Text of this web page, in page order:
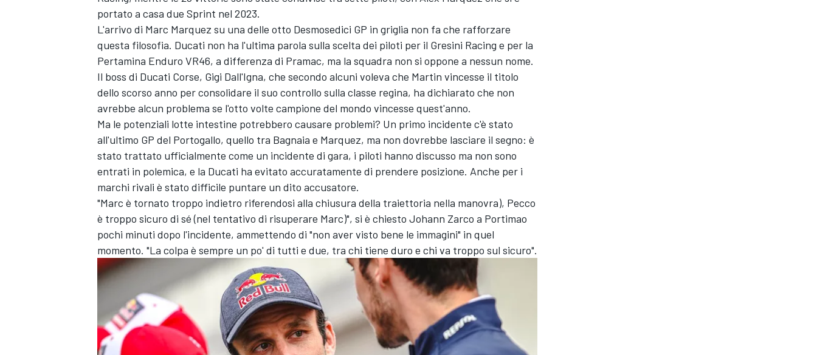
portato a casa due Sprint nel 2023.
L'arrivo di Marc Marquez su una delle otto Desmosedici GP in griglia non fa che rafforzare
questa filosofia. Ducati non ha l'ultima parola sulla scelta dei piloti per il Gresini Racing e per la
Pertamina Enduro VR46, a differenza di Pramac, ma la squadra non si oppone a nessun nome.
Il boss di Ducati Corse, Gigi Dall'Igna, che secondo alcuni voleva che Martin vincesse il titolo
dello scorso anno per consolidare il suo controllo sulla classe regina, ha dichiarato che non
avrebbe alcun problema se l'otto volte campione del mondo vincesse quest'anno.
Ma le potenziali lotte intestine potrebbero causare problemi? Un primo incidente c'è stato
all'ultimo GP del Portogallo, quello tra Bagnaia e Marquez, ma non dovrebbe lasciare il segno: è
stato trattato ufficialmente come un incidente di gara, i piloti hanno discusso ma non sono
entrati in polemica, e la Ducati ha evitato accuratamente di prendere posizione. Anche per i
marchi rivali è stato difficile puntare un dito accusatore.
"Marc è tornato troppo indietro riferendosi alla chiusura della traiettoria nella manovra), Pecco
è troppo sicuro di sé (nel tentativo di risuperare Marc)", si è chiesto Johann Zarco a Portimao
pochi minuti dopo l'incidente, ammettendo di "non aver visto bene le immagini" in quel
momento. "La colpa è sempre un po' di tutti e due, tra chi tiene duro e chi va troppo sul sicuro".